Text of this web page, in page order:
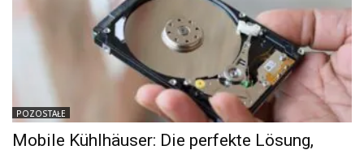
POZOSTAŁE
Mobile Kühlhäuser: Die perfekte Lösung,